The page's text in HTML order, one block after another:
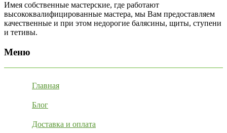
Имея собственные мастерские, где работают
высококвалифицированные мастера, мы Вам предоставляем
качественные и при этом недорогие балясины, щиты, ступени
и тетивы.
Меню
Главная
Блог
Доставка и оплата